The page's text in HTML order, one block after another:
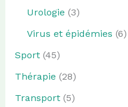
Urologie (3)
Virus et épidémies (6)
Sport(45)
Thérapie (28)
Transport(5)